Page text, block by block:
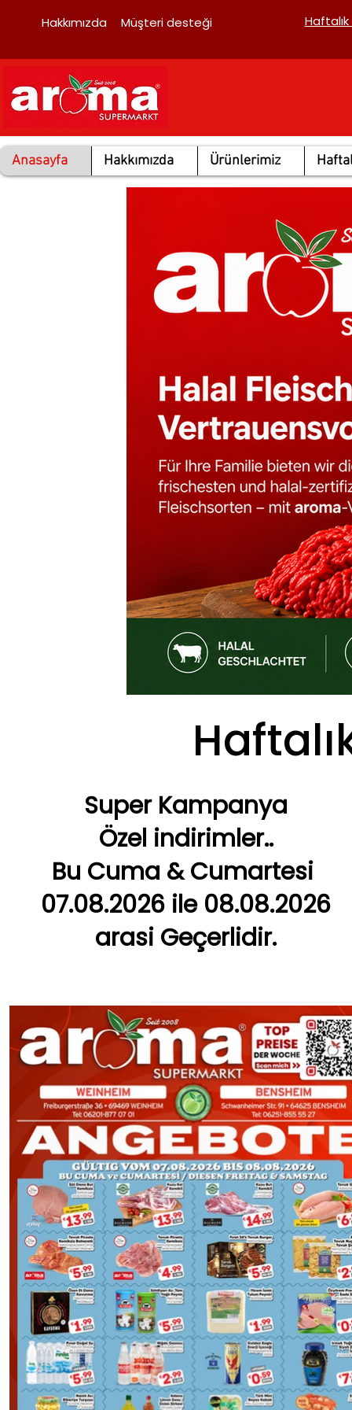
Hakkımızda Müşteri desteği
Anasayfa Hakkımızda Ürünlerimiz
Super Kampanya
Özel indirimler..
Bu Cuma & Cumartesi
07.08.2026 ile 08.08.2026
arasi Geçerlidir.